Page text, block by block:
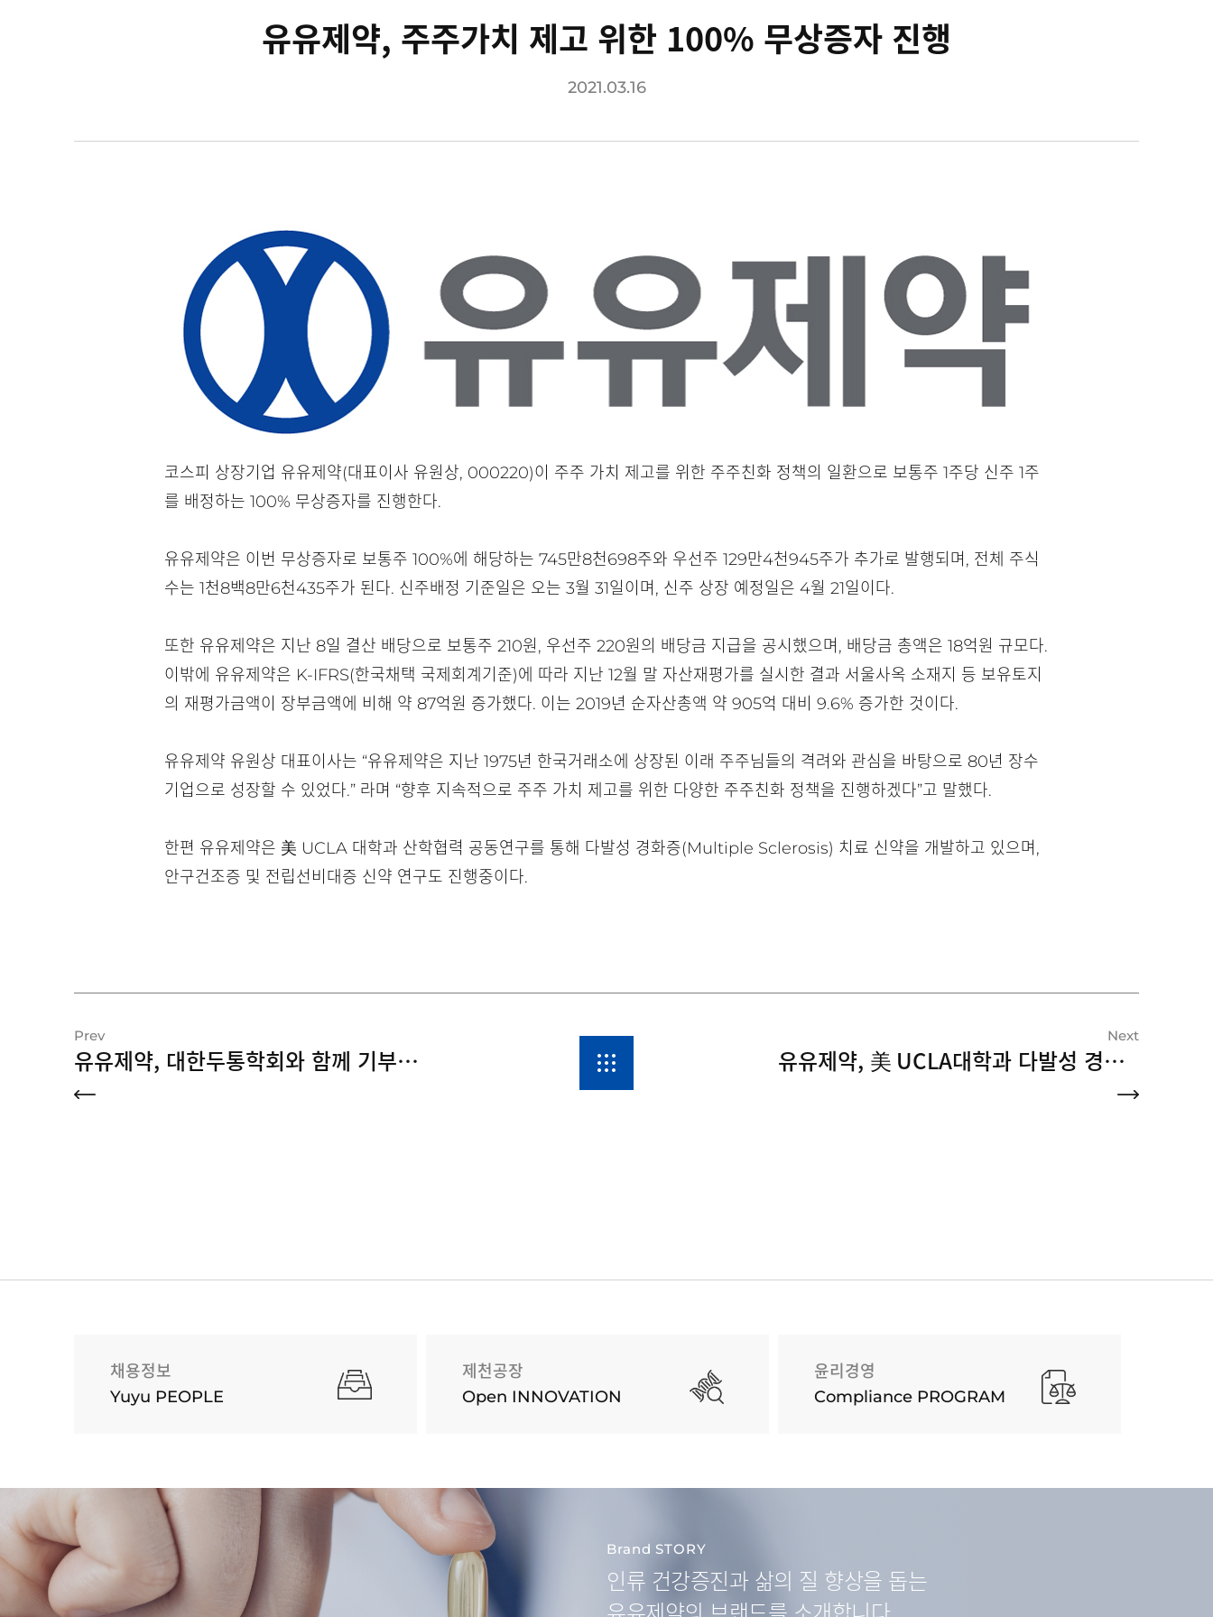
유유제약, 주주가치 제고 위한 100% 무상증자 진행
2021.03.16
코스피 상장기업 유유제약(대표이사 유원상, 000220)이 주주 가치 제고를 위한 주주친화 정책의 일환으로 보통주 1주당 신주 1주
를 배정하는 100% 무상증자를 진행한다.
유유제약은 이번 무상증자로 보통주 100%에 해당하는 745만8천698주와 우선주 129만4천945주가 추가로 발행되며, 전체 주식
수는 1천8백8만6천435주가 된다. 신주배정 기준일은 오는 3월 31일이며, 신주 상장 예정일은 4월 21일이다.
또한 유유제약은 지난 8일 결산 배당으로 보통주 210원, 우선주 220원의 배당금 지급을 공시했으며, 배당금 총액은 18억원 규모다.
이밖에 유유제약은 K-IFRS(한국채택 국제회계기준)에 따라 지난 12월 말 자산재평가를 실시한 결과 서울사옥 소재지 등 보유토지
의 재평가금액이 장부금액에 비해 약 87억원 증가했다. 이는 2019년 순자산총액 약 905억 대비 9.6% 증가한 것이다.
유유제약 유원상 대표이사는 “유유제약은 지난 1975년 한국거래소에 상장된 이래 주주님들의 격려와 관심을 바탕으로 80년 장수
기업으로 성장할 수 있었다.” 라며 “향후 지속적으로 주주 가치 제고를 위한 다양한 주주친화 정책을 진행하겠다”고 말했다.
한편 유유제약은 美 UCLA 대학과 산학협력 공동연구를 통해 다발성 경화증(Multiple Sclerosis) 치료 신약을 개발하고 있으며,
안구건조증 및 전립선비대증 신약 연구도 진행중이다.
Prev
유유제약, 대한두통학회와 함께 기부금 펀딩
Next
유유제약, 美 UCLA대학과 다발성 경화증 치료 신약 개발 공동연구
채용정보
Yuyu PEOPLE
제천공장
Open INNOVATION
윤리경영
Compliance PROGRAM
Brand STORY
인류 건강증진과삶의 질 향상을 돕는